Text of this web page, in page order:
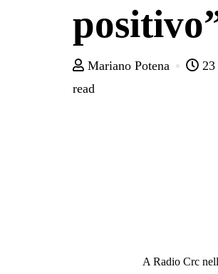
Mariano Potena 23
read
A Radio Crc